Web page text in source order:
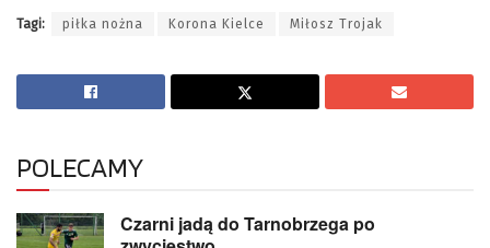
Tagi: piłka nożna Korona Kielce Miłosz Trojak
POLECAMY
Czarni jadą do Tarnobrzega po